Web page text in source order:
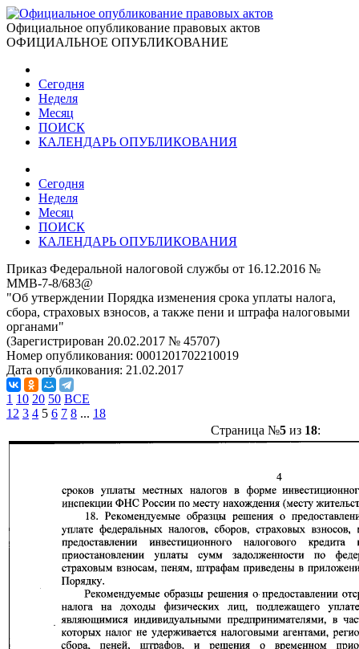
Официальное опубликование правовых актов
ОФИЦИАЛЬНОЕ ОПУБЛИКОВАНИЕ
Сегодня
Неделя
Месяц
ПОИСК
КАЛЕНДАРЬ ОПУБЛИКОВАНИЯ
Сегодня
Неделя
Месяц
ПОИСК
КАЛЕНДАРЬ ОПУБЛИКОВАНИЯ
Приказ Федеральной налоговой службы от 16.12.2016 №
ММВ-7-8/683@
"Об утверждении Порядка изменения срока уплаты налога,
сбора, страховых взносов, а также пени и штрафа налоговыми
органами"
(Зарегистрирован 20.02.2017 № 45707)
Номер опубликования: 0001201702210019
Дата опубликования: 21.02.2017
1 10 20 50 ВСЕ
1 2 3 4 5 6 7 8 ... 18
Страница №5из 18: